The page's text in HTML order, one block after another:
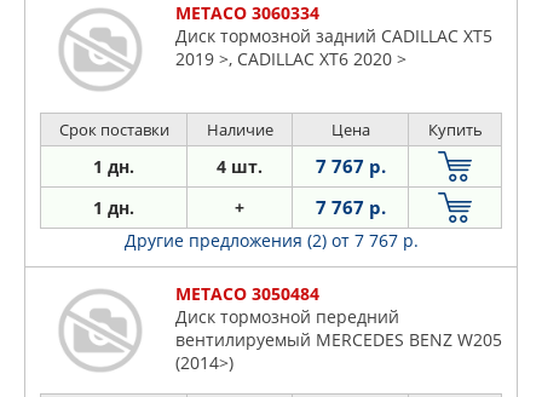
METACO 3060334
Диск тормозной задний CADILLAC XT5
2019 >, CADILLAC XT6 2020 >
Срок поставки Наличие Цена Купить
1 дн. 4 шт. 7 767 р.
1 дн. + 7 767 р.
Другие предложения (2) от 7 767 р.
METACO 3050484
Диск тормозной передний
вентилируемый MERCEDES BENZ W205
(2014>)